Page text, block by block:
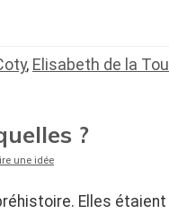
, Elisabeth de la
?
une idée
Elles